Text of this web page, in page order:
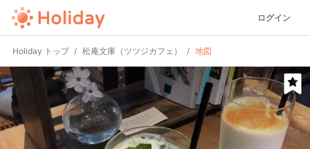
ログイン
Holiday トップ 松庵文庫（ツツジカフェ） 地図